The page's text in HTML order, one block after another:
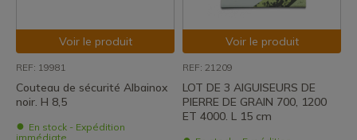
Voir le produit
REF: 19981
Couteau de sécurité Albainox
noir. H 8,5
En stock - Expédition
immédiate
Voir le produit
REF: 21209
LOT DE 3 AIGUISEURS DE
PIERRE DE GRAIN 700, 1200
ET 4000. L 15 cm